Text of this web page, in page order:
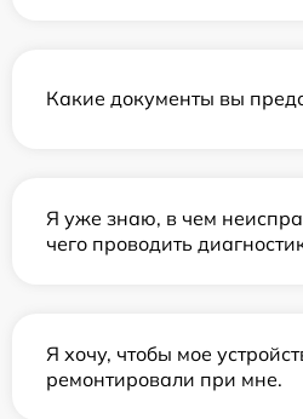
Какие документы вы
Я уже знаю, в чем
чего проводить
Я хочу, чтобы мое
ремонтировали при мне.